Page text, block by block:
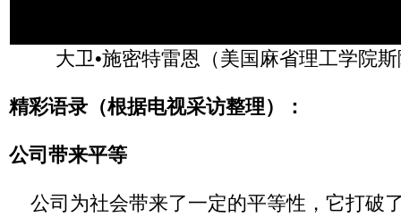
大卫•施密特雷恩（美国麻省理工学院
精彩语录（根据电视采访整理）：
公司带来平等
公司为社会带来了一定的平等性，它打破